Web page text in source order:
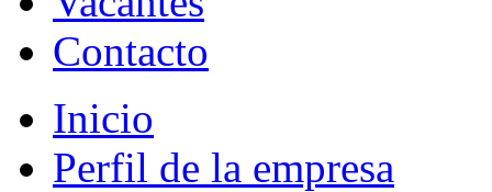
Contacto
Inicio
Perfil de la empresa